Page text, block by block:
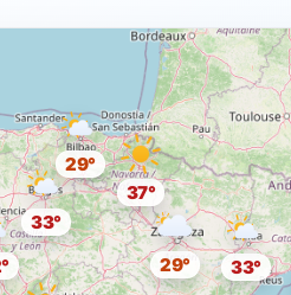
29°
29°
37°
33°
33°